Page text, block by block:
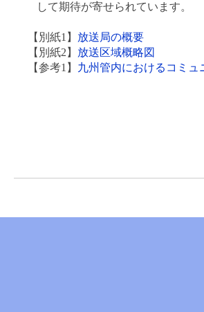
して期待が寄せられています。
【別紙1】 放送局の概要
【別紙2】 放送区域概略図
【参考1】 九州管内におけるコミュ